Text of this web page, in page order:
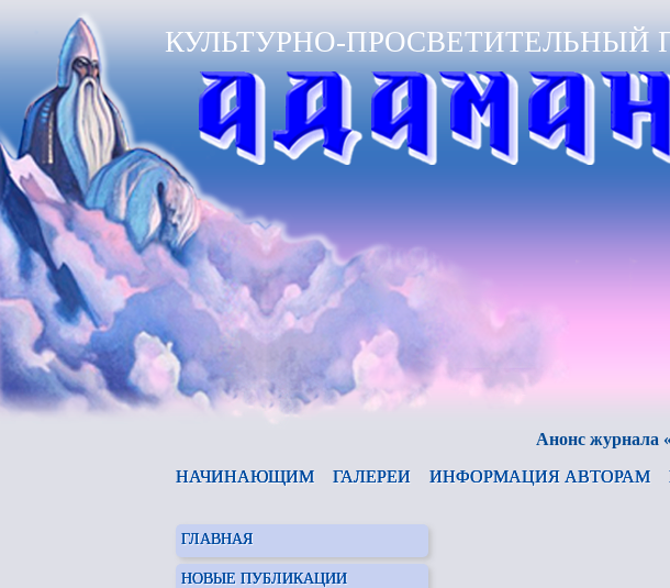
КУЛЬТУРНО-ПРОСВЕТИТЕЛЬНЫЙ
Анонс журнала
НАЧИНАЮЩИМ ГАЛЕРЕИ ИНФОРМАЦИЯ АВТОРАМ
ГЛАВНАЯ
НОВЫЕ ПУБЛИКАЦИИ